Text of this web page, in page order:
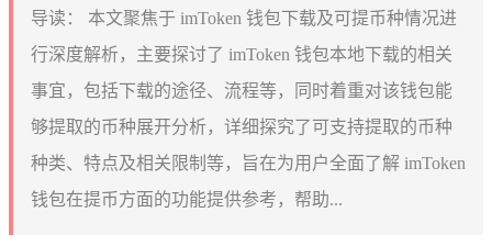
导读：
本文聚焦于 imToken 钱包下载及可提币种情况进
行深度解析，主要探讨了 imToken 钱包本地下载的相关
事宜，包括下载的途径、流程等，同时着重对该钱包能
够提取的币种展开分析，详细探究了可支持提取的币种
种类、特点及相关限制等，旨在为用户全面了解 imToken
钱包在提币方面的功能提供参考，帮助...